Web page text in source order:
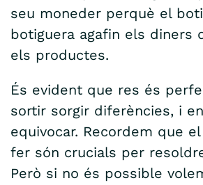
seu moneder perquè el
botiguera agafin els diners
els productes.
És evident que res és
sortir sorgir diferències, i
equivocar. Recordem que
fer són crucials per
Però si no és possible